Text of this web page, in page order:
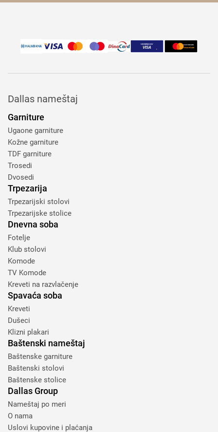
Dallas nameštaj
Garniture
Ugaone garniture
Kožne garniture
TDF garniture
Trosedi
Dvosedi
Trpezarija
Trpezarijski stolovi
Trpezarijske stolice
Dnevna soba
Fotelje
Klub stolovi
Komode
TV Komode
Kreveti na razvlačenje
Spavaća soba
Kreveti
Dušeci
Klizni plakari
Baštenski nameštaj
Baštenske garniture
Baštenski stolovi
Baštenske stolice
Dallas Group
Nameštaj po meri
O nama
Uslovi kupovine i plaćanja